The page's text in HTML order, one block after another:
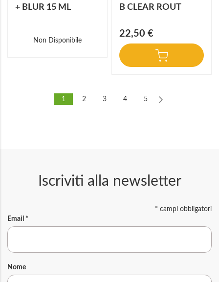
+ BLUR 15 ML
Non Disponibile
B CLEAR ROUT
22,50 €
1 2 3 4 5
Iscriviti alla newsletter
* campi obbligatori
Email *
Nome